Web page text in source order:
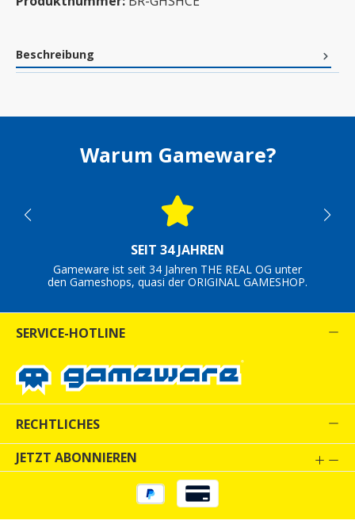
Beschreibung
Warum Gameware?
SEIT 34 JAHREN
Gameware ist seit 34 Jahren THE REAL OG unter
den Gameshops, quasi der ORIGINAL GAMESHOP.
SERVICE-HOTLINE
RECHTLICHES
JETZT ABONNIEREN